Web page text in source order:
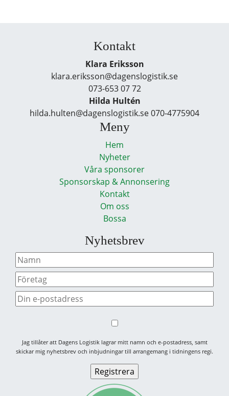
Kontakt
Klara Eriksson
klara.eriksson@dagenslogistik.se
073-653 07 72
Hilda Hultén
hilda.hulten@dagenslogistik.se 070-4775904
Meny
Hem
Nyheter
Våra sponsorer
Sponsorskap & Annonsering
Kontakt
Om oss
Bossa
Nyhetsbrev
Jag tillåter att Dagens Logistik lagrar mitt namn och e-postadress, samt
skickar mig nyhetsbrev och inbjudningar till arrangemang i tidningens regi.